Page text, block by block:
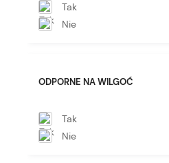
Tak
Nie
ODPORNE NA WILGOĆ
Tak
Nie